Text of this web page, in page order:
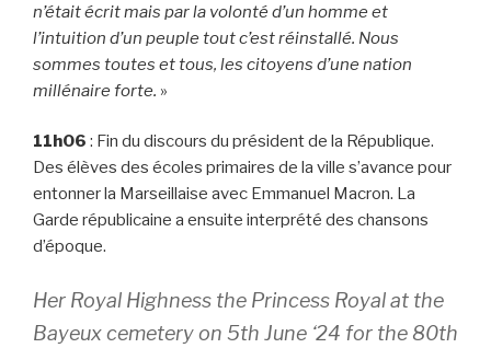
n’était écrit mais par la volonté d’un homme et
l’intuition d’un peuple tout c’est réinstallé. Nous
sommes toutes et tous, les citoyens d’une nation
millénaire forte. »
11h06 : Fin du discours du président de la République.
Des élèves des écoles primaires de la ville s’avance pour
entonner la Marseillaise avec Emmanuel Macron. La
Garde républicaine a ensuite interprété des chansons
d’époque.
Her Royal Highness the Princess Royal at the
Bayeux cemetery on 5th June ‘24 for the 80th